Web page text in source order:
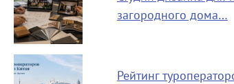
загородного дома…
Рейтинг